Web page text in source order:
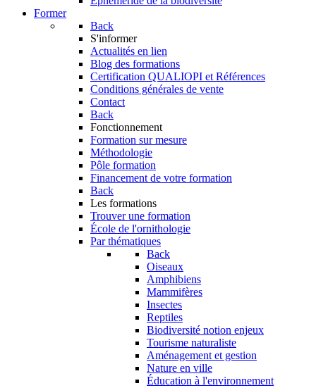
Former
Back
S'informer
Actualités en lien
Blog des formations
Certification QUALIOPI et Références
Conditions générales de vente
Contact
Back
Fonctionnement
Formation sur mesure
Méthodologie
Pôle formation
Financement de votre formation
Back
Les formations
Trouver une formation
École de l'ornithologie
Par thématiques
Back
Oiseaux
Amphibiens
Mammifères
Insectes
Reptiles
Biodiversité notion enjeux
Tourisme naturaliste
Aménagement et gestion
Nature en ville
Éducation à l'environnement